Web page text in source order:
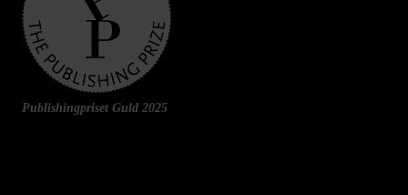
Publishingpriset Guld 2025